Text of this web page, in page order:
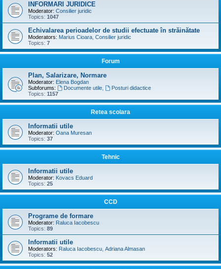
INFORMARI JURIDICE
Moderator: Consilier juridic
Topics: 1047
Echivalarea perioadelor de studii efectuate în străinătate
Moderators: Marius Cioara Consilier juridic
Topics: 7
Forum
Plan, Salarizare, Normare
Moderator: Elena Bogdan
Subforums:
Documente utile,
Posturi didactice
Topics: 1157
Retea scolara
Informatii utile
Moderator: Oana Muresan
Topics: 37
Tehnic
Informatii utile
Moderator: Kovacs Eduard
Topics: 25
CCD
Programe de formare
Moderator: Raluca Iacobescu
Topics: 89
Informatii utile
Moderators: Raluca Iacobescu Adriana Almasan
Topics: 52